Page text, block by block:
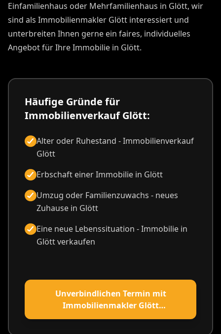
Einfamilienhaus oder Mehrfamilienhaus in Glött, wir
sind als Immobilienmakler Glött interessiert und
unterbreiten Ihnen gerne ein faires, individuelles
Angebot für Ihre Immobilie in Glött.
Häufige Gründe für
Immobilienverkauf Glött:
Alter oder Ruhestand - Immobilienverkauf
Glött
Erbschaft einer Immobilie in Glött
Umzug oder Familienzuwachs - neues
Zuhause in Glött
Eine neue Lebenssituation - Immobilie in
Glött verkaufen
Unverbindlichen Termin mit
Immobilienmakler Glött
vereinbaren